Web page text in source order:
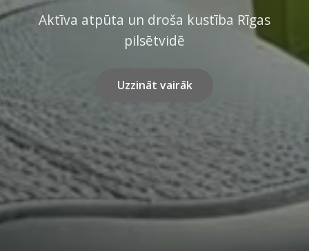
Aktīva atpūta un droša kustība Rīgas
pilsētvidē
Uzzināt vairāk